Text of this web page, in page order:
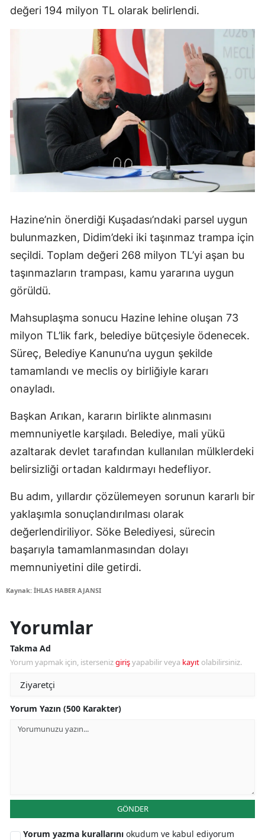
değeri 194 milyon TL olarak belirlendi.
Hazine’nin önerdiği Kuşadası’ndaki parsel uygun
bulunmazken, Didim’deki iki taşınmaz trampa için
seçildi. Toplam değeri 268 milyon TL’yi aşan bu
taşınmazların trampası, kamu yararına uygun
görüldü.
Mahsuplaşma sonucu Hazine lehine oluşan 73
milyon TL’lik fark, belediye bütçesiyle ödenecek.
Süreç, Belediye Kanunu’na uygun şekilde
tamamlandı ve meclis oy birliğiyle kararı
onayladı.
Başkan Arıkan, kararın birlikte alınmasını
memnuniyetle karşıladı. Belediye, mali yükü
azaltarak devlet tarafından kullanılan mülklerdeki
belirsizliği ortadan kaldırmayı hedefliyor.
Bu adım, yıllardır çözülemeyen sorunun kararlı bir
yaklaşımla sonuçlandırılması olarak
değerlendiriliyor. Söke Belediyesi, sürecin
başarıyla tamamlanmasından dolayı
memnuniyetini dile getirdi.
Kaynak: İHLAS HABER AJANSI
Yorumlar
Takma Ad
Yorum yapmak için, istersenizgirişyapabilir veya kayıt olabilirsiniz.
Yorum Yazın (500 Karakter)
GÖNDER
Yorum yazma kurallarını okudum ve kabul ediyorum